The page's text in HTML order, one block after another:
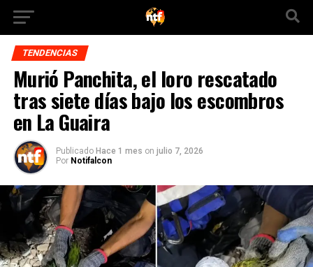
TENDENCIAS
Murió Panchita, el loro rescatado
tras siete días bajo los escombros
en La Guaira
Publicado Hace 1 mes on julio 7, 2026
Por Notifalcon